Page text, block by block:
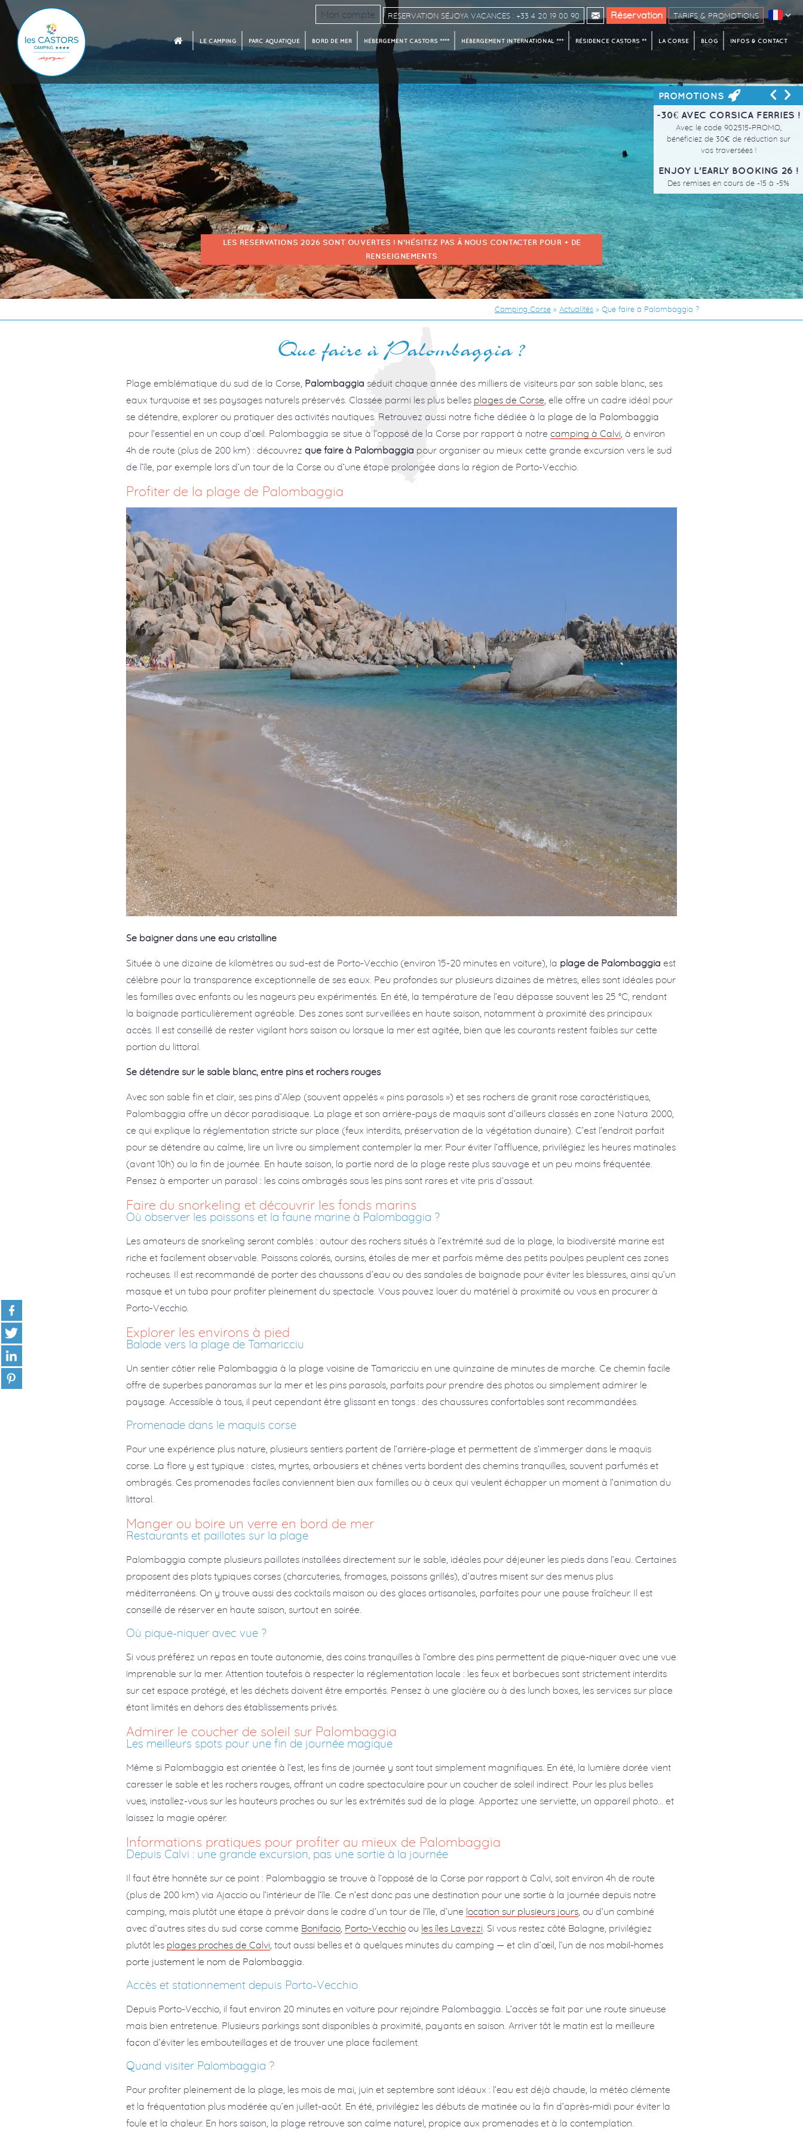
Mon compte RÉSERVATION SÉJOYA VACANCES : +33 4 20 19 00 90 Réservation TARIFS & PROMOTIONS
LE CAMPING PARC AQUATIQUE BORD DE MER HÉBERGEMENT CASTORS **** HÉBERGEMENT INTERNATIONAL *** RÉSIDENCE CASTORS ** LA CORSE BLOG INFOS & CONTACT
PROMOTIONS < >
-30€ AVEC CORSICA FERRIES !
Avec le code 902515-PROMO,
bénéficiez de 30€ de réduction sur
vos traversées !
ENJOY L'EARLY BOOKING 26 !
Des remises en cours de -15 à -5%
LES RESERVATIONS 2026 SONT OUVERTES ! N'HÉSITEZ PAS À NOUS CONTACTER POUR + DE
RENSEIGNEMENTS
Camping Corse » Actualités » Que faire à Palombaggia ?
Que faire à Palombaggia ?
Plage emblématique du sud de la Corse, Palombaggia séduit chaque année des milliers de visiteurs par son sable blanc, ses
eaux turquoise et ses paysages naturels préservés. Classée parmi les plus belles plages de Corse , elle offre un cadre idéal pour
se détendre, explorer ou pratiquer des activités nautiques. Retrouvez aussi notre fiche dédiée à la plage de la Palombaggia
pour l’essentiel en un coup d’œil. Palombaggia se situe à l’opposé de la Corse par rapport à notrecamping à Calvi , à environ
4h de route (plus de 200 km) : découvrezque faire à Palombaggia pour organiser au mieux cette grande excursion vers le sud
de l’île, par exemple lors d’un tour de la Corse ou d’une étape prolongée dans la région de Porto-Vecchio.
Profiter de la plage de Palombaggia
Se baigner dans une eau cristalline
Située à une dizaine de kilomètres au sud-est de Porto-Vecchio (environ 15-20 minutes en voiture), la plage de Palombaggia est
célèbre pour la transparence exceptionnelle de ses eaux. Peu profondes sur plusieurs dizaines de mètres, elles sont idéales pour
les familles avec enfants ou les nageurs peu expérimentés. En été, la température de l’eau dépasse souvent les 25 °C, rendant
la baignade particulièrement agréable. Des zones sont surveillées en haute saison, notamment à proximité des principaux
accès. Il est conseillé de rester vigilant hors saison ou lorsque la mer est agitée, bien que les courants restent faibles sur cette
portion du littoral.
Se détendre sur le sable blanc, entre pins et rochers rouges
Avec son sable fin et clair, ses pins d’Alep (souvent appelés « pins parasols ») et ses rochers de granit rose caractéristiques,
Palombaggia offre un décor paradisiaque. La plage et son arrière-pays de maquis sont d’ailleurs classés en zone Natura 2000,
ce qui explique la réglementation stricte sur place (feux interdits, préservation de la végétation dunaire). C’est l’endroit parfait
pour se détendre au calme, lire un livre ou simplement contempler la mer. Pour éviter l’affluence, privilégiez les heures matinales
(avant 10h) ou la fin de journée. En haute saison, la partie nord de la plage reste plus sauvage et un peu moins fréquentée.
Pensez à emporter un parasol : les coins ombragés sous les pins sont rares et vite pris d’assaut.
Faire du snorkeling et découvrir les fonds marins
Où observer les poissons et la faune marine à Palombaggia ?
Les amateurs de snorkeling seront comblés : autour des rochers situés à l’extrémité sud de la plage, la biodiversité marine est
riche et facilement observable. Poissons colorés, oursins, étoiles de mer et parfois même des petits poulpes peuplent ces zones
rocheuses. Il est recommandé de porter des chaussons d’eau ou des sandales de baignade pour éviter les blessures, ainsi qu’un
masque et un tuba pour profiter pleinement du spectacle. Vous pouvez louer du matériel à proximité ou vous en procurer à
Porto-Vecchio.
Explorer les environs à pied
Balade vers la plage de Tamaricciu
Un sentier côtier relie Palombaggia à la plage voisine de Tamaricciu en une quinzaine de minutes de marche. Ce chemin facile
offre de superbes panoramas sur la mer et les pins parasols, parfaits pour prendre des photos ou simplement admirer le
paysage. Accessible à tous, il peut cependant être glissant en tongs : des chaussures confortables sont recommandées.
Promenade dans le maquis corse
Pour une expérience plus nature, plusieurs sentiers partent de l’arrière-plage et permettent de s’immerger dans le maquis
corse. La flore y est typique : cistes, myrtes, arbousiers et chênes verts bordent des chemins tranquilles, souvent parfumés et
ombragés. Ces promenades faciles conviennent bien aux familles ou à ceux qui veulent échapper un moment à l’animation du
littoral.
Manger ou boire un verre en bord de mer
Restaurants et paillotes sur la plage
Palombaggia compte plusieurs paillotes installées directement sur le sable, idéales pour déjeuner les pieds dans l’eau. Certaines
proposent des plats typiques corses (charcuteries, fromages, poissons grillés), d’autres misent sur des menus plus
méditerranéens. On y trouve aussi des cocktails maison ou des glaces artisanales, parfaites pour une pause fraîcheur. Il est
conseillé de réserver en haute saison, surtout en soirée.
Où pique-niquer avec vue ?
Si vous préférez un repas en toute autonomie, des coins tranquilles à l’ombre des pins permettent de pique-niquer avec une vue
imprenable sur la mer. Attention toutefois à respecter la réglementation locale : les feux et barbecues sont strictement interdits
sur cet espace protégé, et les déchets doivent être emportés. Pensez à une glacière ou à des lunch boxes, les services sur place
étant limités en dehors des établissements privés.
Admirer le coucher de soleil sur Palombaggia
Les meilleurs spots pour une fin de journée magique
Même si Palombaggia est orientée à l’est, les fins de journée y sont tout simplement magnifiques. En été, la lumière dorée vient
caresser le sable et les rochers rouges, offrant un cadre spectaculaire pour un coucher de soleil indirect. Pour les plus belles
vues, installez-vous sur les hauteurs proches ou sur les extrémités sud de la plage. Apportez une serviette, un appareil photo… et
laissez la magie opérer.
Informations pratiques pour profiter au mieux de Palombaggia
Depuis Calvi : une grande excursion, pas une sortie à la journée
Il faut être honnête sur ce point : Palombaggia se trouve à l’opposé de la Corse par rapport à Calvi, soit environ 4h de route
(plus de 200 km) via Ajaccio ou l’intérieur de l’île. Ce n’est donc pas une destination pour une sortie à la journée depuis notre
camping, mais plutôt une étape à prévoir dans le cadre d’un tour de l’île, d’une location sur plusieurs jours , ou d’un combiné
avec d’autres sites du sud corse comme Bonifacio Porto-Vecchio ou les îles Lavezzi . Si vous restez côté Balagne, privilégiez
plutôt les plages proches de Calvi , tout aussi belles et à quelques minutes du camping — et clin d’œil, l’un de nos mobil-homes
porte justement le nom de Palombaggia
Accès et stationnement depuis Porto-Vecchio
Depuis Porto-Vecchio, il faut environ 20 minutes en voiture pour rejoindre Palombaggia. L’accès se fait par une route sinueuse
mais bien entretenue. Plusieurs parkings sont disponibles à proximité, payants en saison. Arriver tôt le matin est la meilleure
façon d’éviter les embouteillages et de trouver une place facilement.
Quand visiter Palombaggia ?
Pour profiter pleinement de la plage, les mois de mai, juin et septembre sont idéaux : l’eau est déjà chaude, la météo clémente
et la fréquentation plus modérée qu’en juillet-août. En été, privilégiez les débuts de matinée ou la fin d’après-midi pour éviter la
foule et la chaleur. En hors saison, la plage retrouve son calme naturel, propice aux promenades et à la contemplation.